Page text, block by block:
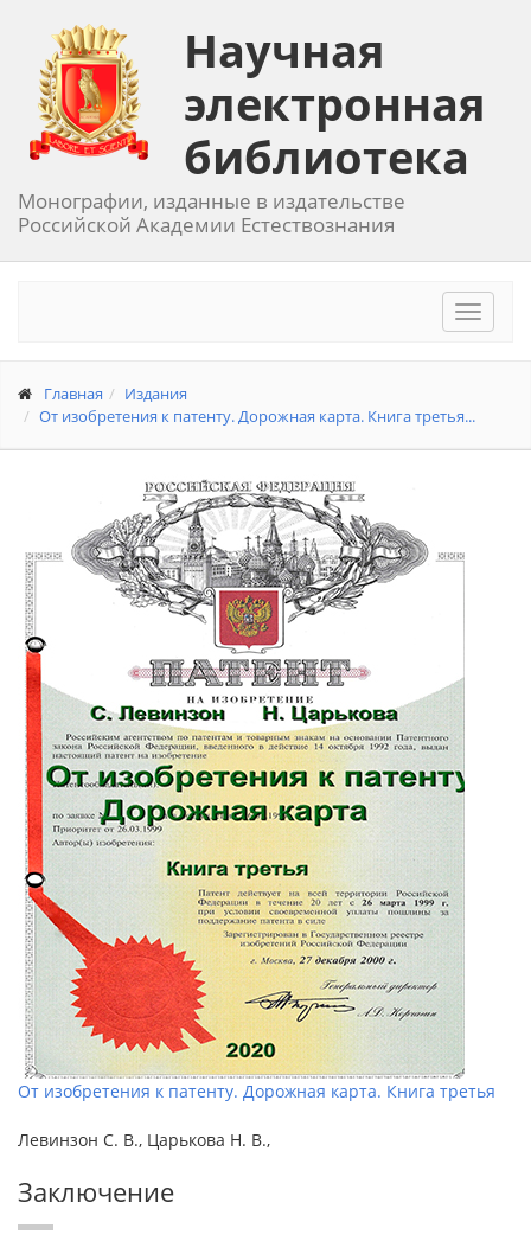
Научная
электронная
библиотека
Монографии, изданные в издательстве
Российской Академии Естествознания
Toggle
Главная
Издания
От изобретения к патенту. Дорожная карта. Книга третья...
От изобретения к патенту. Дорожная карта. Книга третья
Левинзон С. В., Царькова Н. В.,
Заключение